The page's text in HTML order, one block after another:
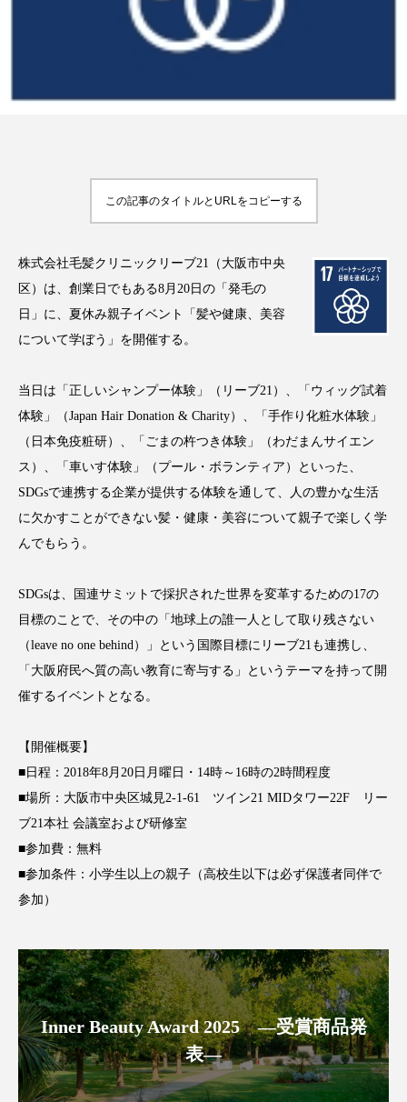
アスレジャーコスメ アレルギー アロマ
インタビュー インナービューティー 冷え
インナービューティーアワード2025受賞商品
ウェアラブルデバイス ウェルネス
ウェルビーイング
エクソソーム オーガニック オゾン
クルエルティフリー クレンジング
クローズアップ
コグニティブヘルス
コルチゾール サステナビリティ
サステナブル美容 サプライチェーン
サロン経営 サロン連略 シャネル
スカルプ クレンジング 頻度 スカルプケア
スキンケア スキンケア 習慣
スキンケアルーティン ストレス スパ
この記事のタイトルとURLをコピーする
株式会社毛髪クリニックリーブ21（大阪市中央
区）は、創業日でもある8月20日の「発毛の
日」に、夏休み親子イベント「髪や健康、美容
について学ぼう」を開催する。
当日は「正しいシャンプー体験」（リーブ21）、「ウィッグ試着
体験」（Japan Hair Donation & Charity）、「手作り化粧水体験」
（日本免疫粧研）、「ごまの杵つき体験」（わだまんサイエン
ス）、「車いす体験」（プール・ボランティア）といった、
SDGsで連携する企業が提供する体験を通して、人の豊かな生活
に欠かすことができない髪・健康・美容について親子で楽しく学
んでもらう。
SDGsは、国連サミットで採択された世界を変革するための17の
目標のことで、その中の「地球上の誰一人として取り残さない
（leave no one behind）」という国際目標にリーブ21も連携し、
「大阪府民へ質の高い教育に寄与する」というテーマを持って開
催するイベントとなる。
【開催概要】
■日程：2018年8月20日月曜日・14時～16時の2時間程度
■場所：大阪市中央区城見2-1-61 ツイン21 MIDタワー22F リー
ブ21本社 会議室および研修室
■参加費：無料
■参加条件：小学生以上の親子（高校生以下は必ず保護者同伴で
参加）
Inner Beauty Award 2025 ―受賞商品発
表―